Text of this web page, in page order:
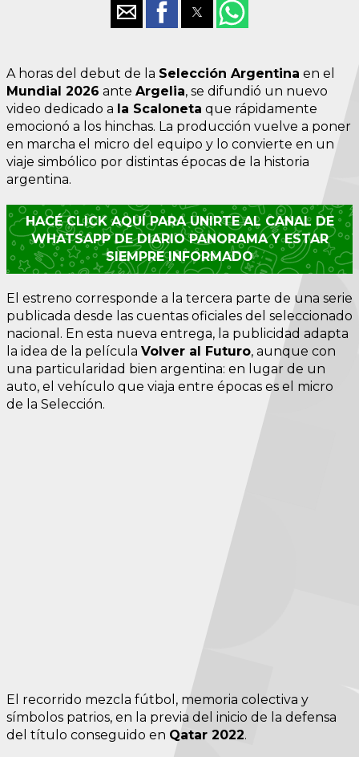
A horas del debut de la Selección Argentina en el
Mundial 2026 ante Argelia, se difundió un nuevo
video dedicado a la Scaloneta que rápidamente
emocionó a los hinchas. La producción vuelve a poner
en marcha el micro del equipo y lo convierte en un
viaje simbólico por distintas épocas de la historia
argentina.
HACÉ CLICK AQUÍ PARA UNIRTE AL CANAL DE
WHATSAPP DE DIARIO PANORAMA Y ESTAR
SIEMPRE INFORMADO
El estreno corresponde a la tercera parte de una serie
publicada desde las cuentas oficiales del seleccionado
nacional. En esta nueva entrega, la publicidad adapta
la idea de la película Volver al Futuro, aunque con
una particularidad bien argentina: en lugar de un
auto, el vehículo que viaja entre épocas es el micro
de la Selección.
El recorrido mezcla fútbol, memoria colectiva y
símbolos patrios, en la previa del inicio de la defensa
del título conseguido en Qatar 2022.